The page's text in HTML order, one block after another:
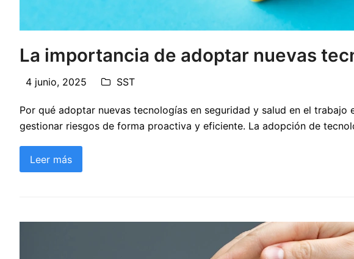
La importancia de adoptar nuevas
4 junio, 2025 SST
Por qué adoptar nuevas tecnologías en seguridad y salud en el
gestionar riesgos de forma proactiva y eficiente. La adopción de
Leer más